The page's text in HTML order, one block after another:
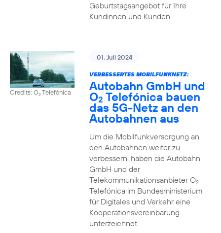
Geburtstagsangebot für Ihre
Kundinnen und Kunden.
Credits: O2Telefónica
01. Juli 2024
VERBESSERTES MOBILFUNKNETZ:
Autobahn GmbH und
O2 Telefónica bauen
das 5G-Netz an den
Autobahnen aus
Um die Mobilfunkversorgung an
den Autobahnen weiter zu
verbessern, haben die Autobahn
GmbH und der
Telekommunikationsanbieter O2
Telefónica im Bundesministerium
für Digitales und Verkehr eine
Kooperationsvereinbarung
unterzeichnet.